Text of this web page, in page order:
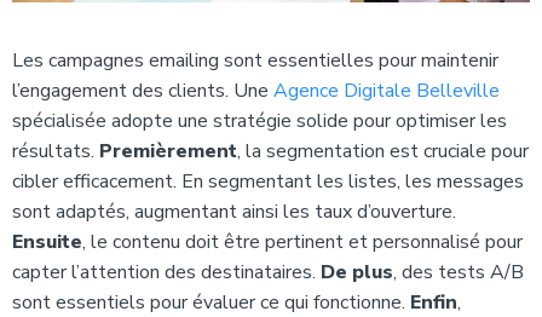
Les campagnes emailing sont essentielles pour maintenir
l’engagement des clients. Une Agence Digitale Belleville
spécialisée adopte une stratégie solide pour optimiser les
résultats. Premièrement, la segmentation est cruciale pour
cibler efficacement. En segmentant les listes, les messages
sont adaptés, augmentant ainsi les taux d’ouverture.
Ensuite, le contenu doit être pertinent et personnalisé pour
capter l’attention des destinataires. De plus, des tests A/B
sont essentiels pour évaluer ce qui fonctionne. Enfin,